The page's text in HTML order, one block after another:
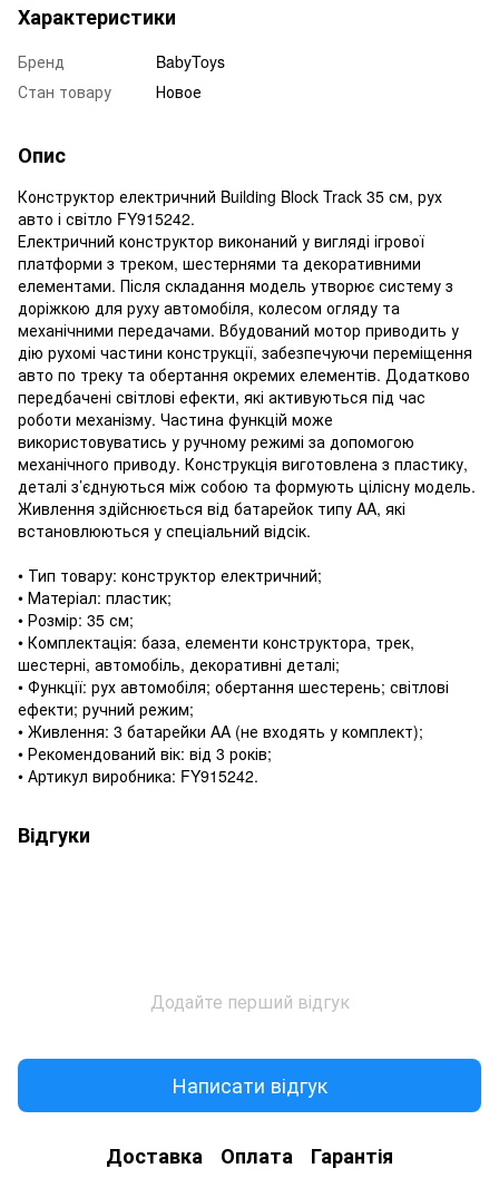
Характеристики
Бренд
BabyToys
Стан товару
Новое
Опис
Конструктор електричний Building Block Track 35 см, рух
авто і світло FY915242.
Електричний конструктор виконаний у вигляді ігрової
платформи з треком, шестернями та декоративними
елементами. Після складання модель утворює систему з
доріжкою для руху автомобіля, колесом огляду та
механічними передачами. Вбудований мотор приводить у
дію рухомі частини конструкції, забезпечуючи переміщення
авто по треку та обертання окремих елементів. Додатково
передбачені світлові ефекти, які активуються під час
роботи механізму. Частина функцій може
використовуватись у ручному режимі за допомогою
механічного приводу. Конструкція виготовлена з пластику,
деталі з’єднуються між собою та формують цілісну модель.
Живлення здійснюється від батарейок типу AA, які
встановлюються у спеціальний відсік.
• Тип товару: конструктор електричний;
• Матеріал: пластик;
• Розмір: 35 см;
• Комплектація: база, елементи конструктора, трек,
шестерні, автомобіль, декоративні деталі;
• Функції: рух автомобіля; обертання шестерень; світлові
ефекти; ручний режим;
• Живлення: 3 батарейки AA (не входять у комплект);
• Рекомендований вік: від 3 років;
• Артикул виробника: FY915242.
Відгуки
Додайте перший відгук
Написати відгук
Доставка Оплата Гарантія